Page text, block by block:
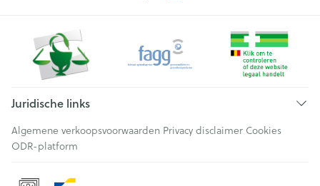
Juridische links
Algemene verkoopsvoorwaarden Privacy disclaimer Cookies
ODR-platform